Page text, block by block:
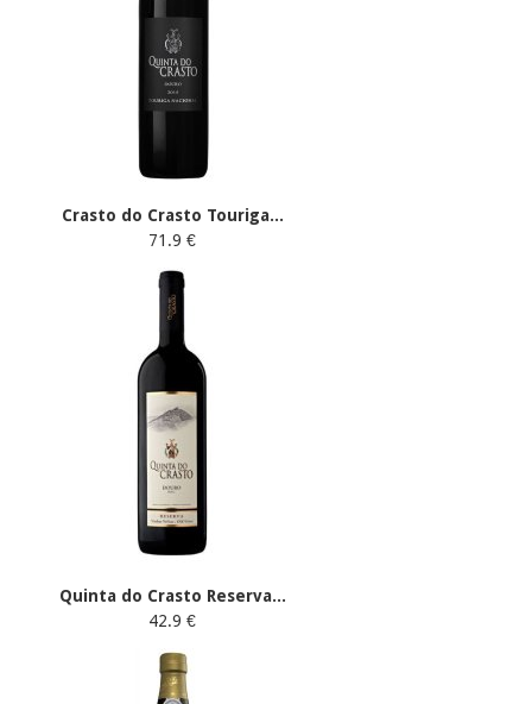
Crasto do Crasto Touriga...
71.9 €
Quinta do Crasto Reserva...
42.9 €